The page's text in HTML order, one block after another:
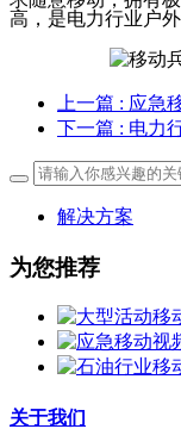
高，是电力行业户
上一篇 : 应急
下一篇 : 电力
解决方案
为您推荐
关于我们